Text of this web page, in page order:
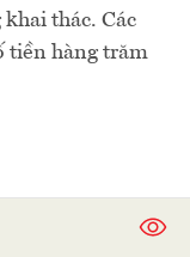
thác. Các
tiền hàng trăm